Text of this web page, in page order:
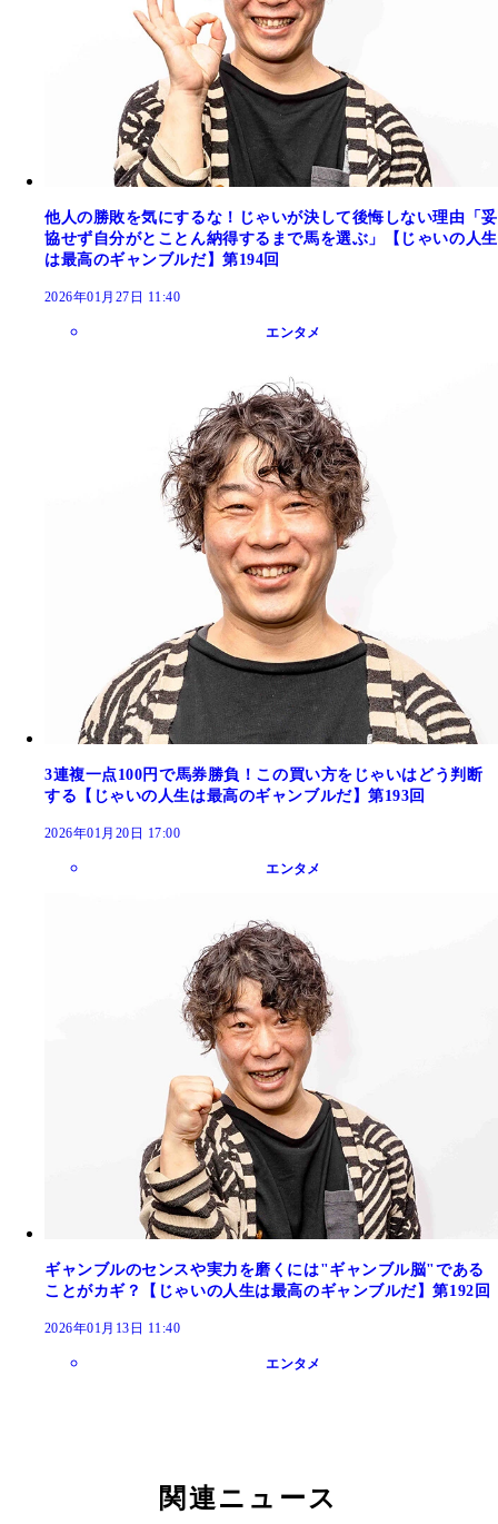
他人の勝敗を気にするな！じゃいが決して後悔しない理由「妥
協せず自分がとことん納得するまで馬を選ぶ」【じゃいの人生
は最高のギャンブルだ】第194回
2026年01月27日 11:40
エンタメ
3連複一点100円で馬券勝負！この買い方をじゃいはどう判断
する【じゃいの人生は最高のギャンブルだ】第193回
2026年01月20日 17:00
エンタメ
ギャンブルのセンスや実力を磨くには"ギャンブル脳"である
ことがカギ？【じゃいの人生は最高のギャンブルだ】第192回
2026年01月13日 11:40
エンタメ
関連ニュース